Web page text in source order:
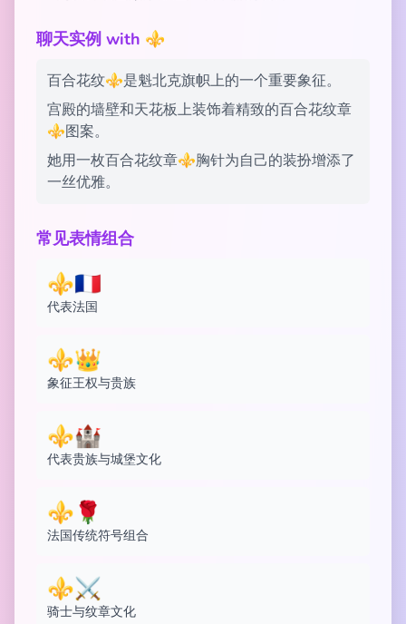
聊天实例 with ⚜️
百合花纹⚜️是魁北克旗帜上的一个重要象征。
宫殿的墙壁和天花板上装饰着精致的百合花纹章
⚜️图案。
她用一枚百合花纹章⚜️胸针为自己的装扮增添了
一丝优雅。
常见表情组合
⚜️🇫🇷
代表法国
⚜️👑
象征王权与贵族
⚜️🏰
代表贵族与城堡文化
⚜️🌹
法国传统符号组合
⚜️⚔️
骑士与纹章文化